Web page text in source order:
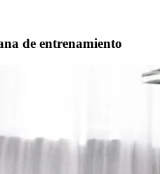
de entrenamiento